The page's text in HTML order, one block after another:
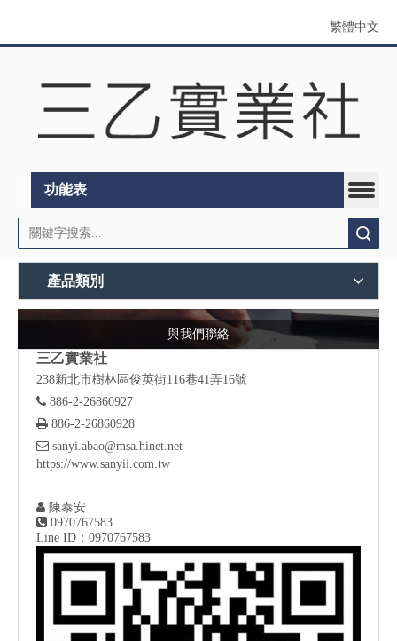
繁體中文
功能表
產品類別
與我們聯絡
三乙實業社
238新北市樹林區俊英街116巷41弄16號
 886-2-26860927
 886-2-26860928
 sanyi.abao@msa.hinet.net
https://www.sanyii.com.tw
 陳泰安
 0970767583
Line ID：0970767583